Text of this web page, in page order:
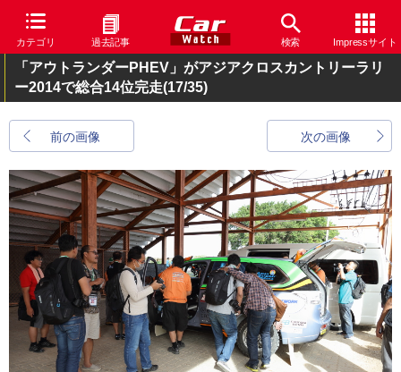
カテゴリ 過去記事 検索 Impressサイト
「アウトランダーPHEV」がアジアクロスカントリーラリ
ー2014で総合14位完走(17/35)
前の画像 次の画像